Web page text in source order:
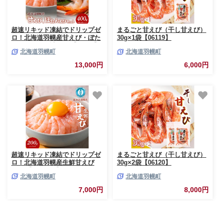
超速リキッド凍結でドリップゼ
ロ！北海道羽幌産甘えび・ぼた
北海道羽幌町
13,000円
まるごと甘えび（干し甘えび）
30g×1袋【06119】
北海道羽幌町
6,000円
超速リキッド凍結でドリップゼ
ロ！北海道羽幌産生鮮甘えび
北海道羽幌町
7,000円
まるごと甘えび（干し甘えび）
30g×2袋【06120】
北海道羽幌町
8,000円